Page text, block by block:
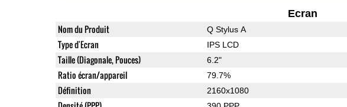
Ecran
Nom du Produit Q Stylus A
Type d'Ecran IPS LCD
Taille (Diagonale, Pouces) 6.2"
Ratio écran/appareil 79.7%
Définition 2160x1080